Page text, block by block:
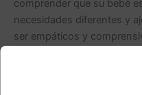
comprender que su bebé
necesidades diferentes y
ser empáticos y